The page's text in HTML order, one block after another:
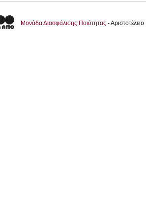
Μονάδα Διασφάλισης Ποιότητας -